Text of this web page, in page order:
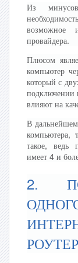
Из
возможное
провайдера.
Плюсом
компьютер
который с
подключении
влияют на
В
компьютера,
такое, ведь
имеет 4 и
2.
РОУТЕР